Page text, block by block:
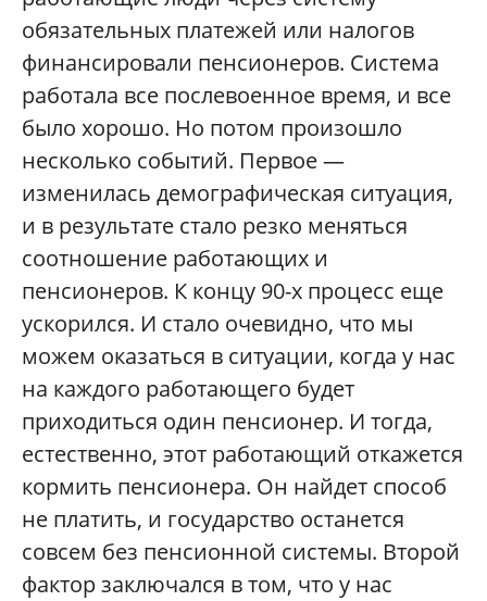
обязательных платежей или налогов
финансировали пенсионеров. Система
работала все послевоенное время, и все
было хорошо. Но потом произошло
несколько событий. Первое —
изменилась демографическая ситуация,
и в результате стало резко меняться
соотношение работающих и
пенсионеров. К концу 90-х процесс еще
ускорился. И стало очевидно, что мы
можем оказаться в ситуации, когда у нас
на каждого работающего будет
приходиться один пенсионер. И тогда,
естественно, этот работающий откажется
кормить пенсионера. Он найдет способ
не платить, и государство останется
совсем без пенсионной системы. Второй
фактор заключался в том, что у нас